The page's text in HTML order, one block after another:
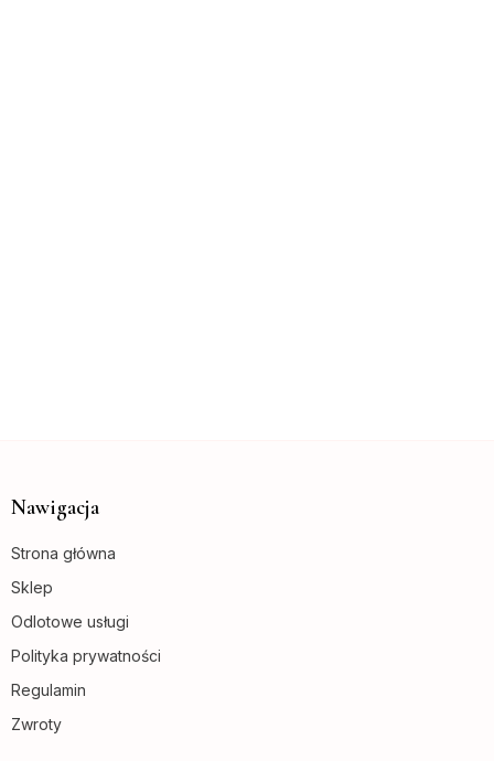
Nawigacja
Strona główna
Sklep
Odlotowe usługi
Polityka prywatności
Regulamin
Zwroty